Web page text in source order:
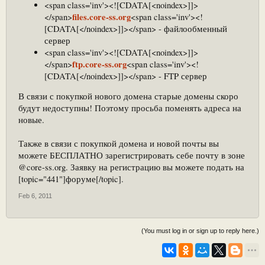
<span class='inv'><![CDATA[<noindex>]]>
</span>files.core-ss.org<span class='inv'><!
[CDATA[</noindex>]]></span> - файлообменный
сервер
<span class='inv'><![CDATA[<noindex>]]>
</span>ftp.core-ss.org<span class='inv'><!
[CDATA[</noindex>]]></span> - FTP сервер
В связи с покупкой нового домена старые домены скоро
будут недоступны! Поэтому просьба поменять адреса на
новые.
Также в связи с покупкой домена и новой почты вы
можете БЕСПЛАТНО зарегистрировать себе почту в зоне
@core-ss.org. Заявку на регистрацию вы можете подать на
[topic="441"]форуме[/topic].
Feb 6, 2011
(You must log in or sign up to reply here.)